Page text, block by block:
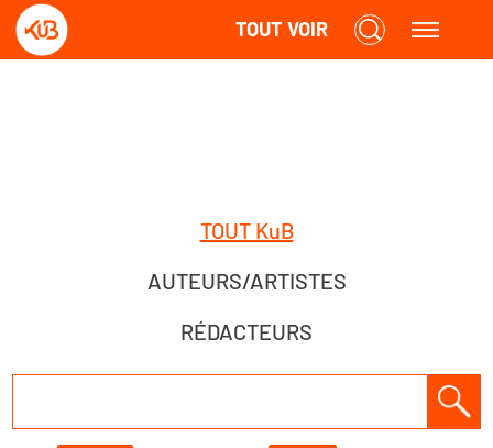
TOUT VOIR
TOUT KuB
AUTEURS/ARTISTES
RÉDACTEURS